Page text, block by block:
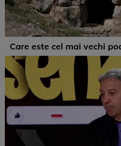
Care este cel mai vechi